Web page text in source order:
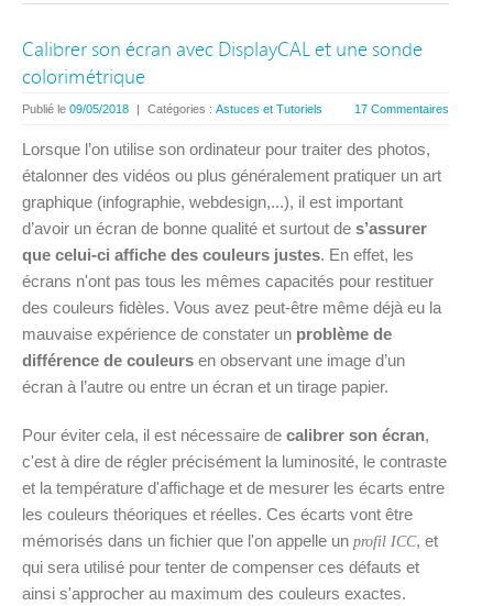
Calibrer son écran avec DisplayCAL et une sonde
colorimétrique
17 Commentaires
Publié le 09/05/2018 | Catégories : Astuces et Tutoriels
Lorsque l’on utilise son ordinateur pour traiter des photos,
étalonner des vidéos ou plus généralement pratiquer un art
graphique (infographie, webdesign,...), il est important
d’avoir un écran de bonne qualité et surtout de s’assurer
que celui-ci affiche des couleurs justes. En effet, les
écrans n'ont pas tous les mêmes capacités pour restituer
des couleurs fidèles. Vous avez peut-être même déjà eu la
mauvaise expérience de constater un problème de
différence de couleurs en observant une image d’un
écran à l’autre ou entre un écran et un tirage papier.
Pour éviter cela, il est nécessaire de calibrer son écran,
c'est à dire de régler précisément la luminosité, le contraste
et la température d'affichage et de mesurer les écarts entre
les couleurs théoriques et réelles. Ces écarts vont être
mémorisés dans un fichier que l'on appelle un profil ICC, et
qui sera utilisé pour tenter de compenser ces défauts et
ainsi s'approcher au maximum des couleurs exactes.